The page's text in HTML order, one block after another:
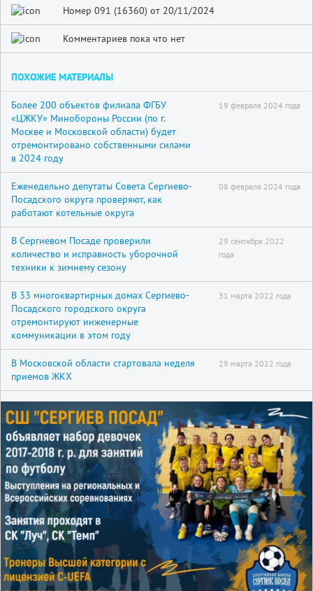
Номер 091 (16360) от 20/11/2024
Комментариев пока что нет
ПОХОЖИЕ МАТЕРИАЛЫ
Более 200 объектов филиала ФГБУ
«ЦЖКУ» Минобороны России (по г.
Москве и Московской области) будет
отремонтировано собственными силами
в 2024 году
19 февраля 2024 года
Еженедельно депутаты Совета Сергиево-
Посадского округа проверяют, как
работают котельные округа
08 февраля 2024 года
В Сергиевом Посаде проверили
количество и исправность уборочной
техники к зимнему сезону
29 сентября 2022
года
В 33 многоквартирных домах Сергиево-
Посадского городского округа
отремонтируют инженерные
коммуникации в этом году
31 марта 2022 года
В Московской области стартовала неделя
приемов ЖКХ
29 марта 2022 года